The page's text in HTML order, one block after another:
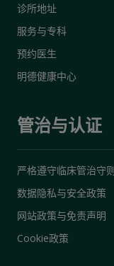
诊所地址
服务与专科
预约医生
明德健康中心
管治与认证
严格遵守临床管治守则
数据隐私与安全政策
网站政策与免责声明
Cookie政策